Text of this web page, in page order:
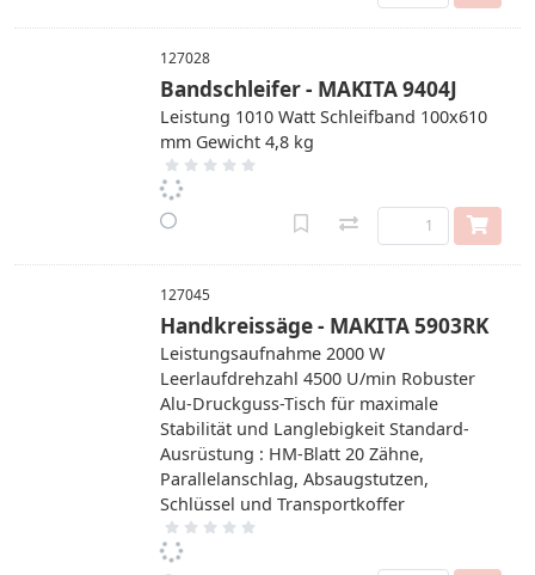
127028
Bandschleifer - MAKITA 9404J
Leistung 1010 Watt Schleifband 100x610
mm Gewicht 4,8 kg
127045
Handkreissäge - MAKITA 5903RK
Leistungsaufnahme 2000 W
Leerlaufdrehzahl 4500 U/min Robuster
Alu-Druckguss-Tisch für maximale
Stabilität und Langlebigkeit Standard-
Ausrüstung : HM-Blatt 20 Zähne,
Parallelanschlag, Absaugstutzen,
Schlüssel und Transportkoffer